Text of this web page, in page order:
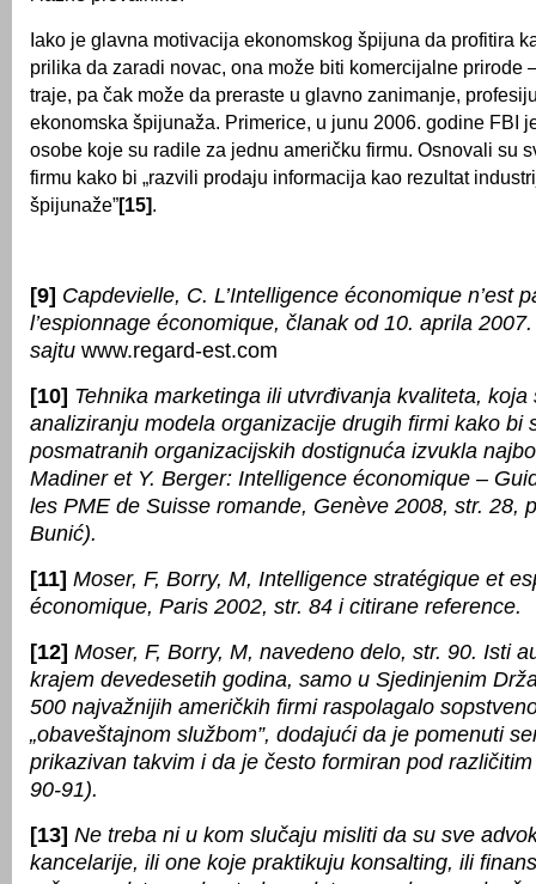
Iako je glavna motivacija ekonomskog špijuna da profitira
prilika da zaradi novac, ona može biti komercijalne prirode
traje, pa čak može da preraste u glavno zanimanje,
ekonomska špijunaža. Primerice, u junu 2006. godine FBI
osobe koje su radile za jednu američku firmu. Osnovali su
firmu kako bi „razvili prodaju informacija kao rezultat
špijunaže”[15].
[9] Capdevielle, C. L’Intelligence économique n’est
l’espionnage économique, članak od 10. aprila
sajtu www.regard-est.com
[10] Tehnika marketinga ili utvrđivanja kvaliteta, koja
analiziranju modela organizacije drugih firmi kako bi
posmatranih organizacijskih dostignuća izvukla
Madiner et Y. Berger: Intelligence économique –
les PME de Suisse romande, Genève 2008, str. 28,
Bunić).
[11] Moser, F, Borry, M, Intelligence stratégique et
économique, Paris 2002, str. 84 i citirane reference.
[12] Moser, F, Borry, M, navedeno delo, str. 90. Isti
krajem devedesetih godina, samo u Sjedinjenim
500 najvažnijih američkih firmi raspolagalo
„obaveštajnom službom”, dodajući da je pomenuti
prikazivan takvim i da je često formiran pod
90-91).
[13] Ne treba ni u kom slučaju misliti da su sve
kancelarije, ili one koje praktikuju konsalting, ili